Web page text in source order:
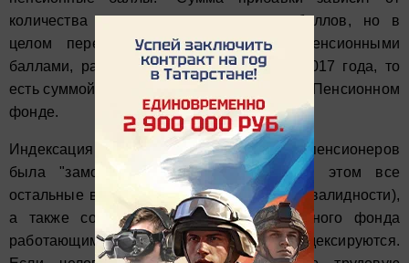
количества начисленных пенсионеру баллов, но в
целом перерасчет ограничен тремя пенсионными
баллами, рассчитанными по стоимости 2017 года, то
есть суммой в 235,74 рубля", - сообщили в Пенсионном
фонде.
Индексация пенсий для работающих пенсионеров
была "заморожена" в 2016 году. При этом все
остальные виды пенсий (например, по инвалидности),
а также социальные выплаты Пенсионного фонда
работающим пенсионерам ежегодно индексируются.